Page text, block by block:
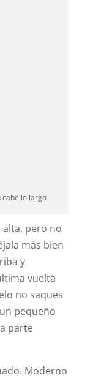
cabello largo
alta, pero no
más bien
y
vuelta
no saques
pequeño
parte
Moderno